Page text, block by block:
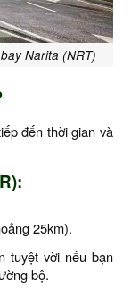
Narita (NRT)
đến thời gian và
25km).
tuyệt vời nếu bạn
bộ.